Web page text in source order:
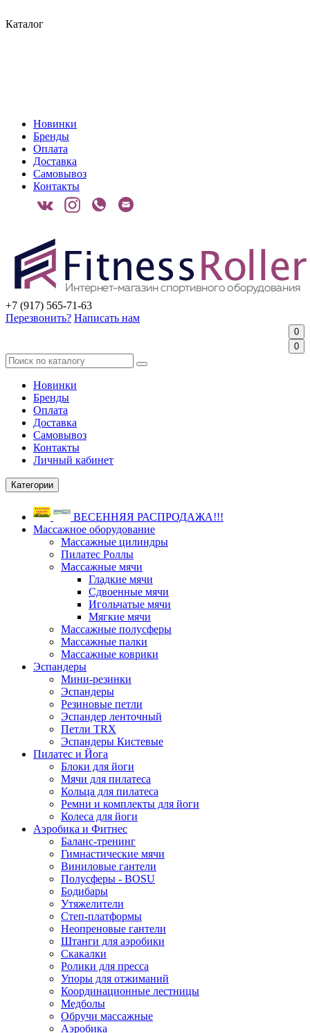
Каталог
Новинки
Бренды
Оплата
Доставка
Самовывоз
Контакты
+7 (917) 565-71-63
Перезвонить? Написать нам
0
0
Новинки
Бренды
Оплата
Доставка
Самовывоз
Контакты
Личный кабинет
Категории
ВЕСЕННЯЯ РАСПРОДАЖА!!!
Массажное оборудование
Массажные цилиндры
Пилатес Роллы
Массажные мячи
Гладкие мячи
Сдвоенные мячи
Игольчатые мячи
Мягкие мячи
Массажные полусферы
Массажные палки
Массажные коврики
Эспандеры
Мини-резинки
Эспандеры
Резиновые петли
Эспандер ленточный
Петли TRX
Эспандеры Кистевые
Пилатес и Йога
Блоки для йоги
Мячи для пилатеса
Кольца для пилатеса
Ремни и комплекты для йоги
Колеса для йоги
Аэробика и Фитнес
Баланс-тренинг
Гимнастические мячи
Виниловые гантели
Полусферы - BOSU
Бодибары
Утяжелители
Степ-платформы
Неопреновые гантели
Штанги для аэробики
Скакалки
Ролики для пресса
Упоры для отжиманий
Координационные лестницы
Медболы
Обручи массажные
Аэробика